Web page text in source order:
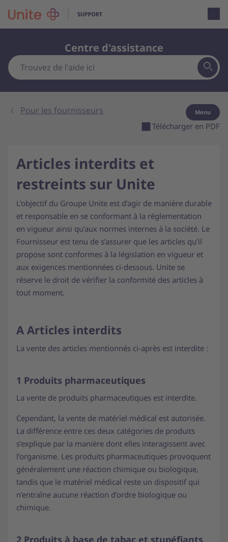
Centre d'assistance
Pour les fournisseurs
Télécharger en PDF
Menu
Articles interdits et
restreints sur Unite
L’objectif du Groupe Unite est d’agir de manière durable
et responsable en se conformant à la réglementation
en vigueur ainsi qu’aux normes internes à la société. Le
Fournisseur est tenu de s’assurer que les articles qu’il
propose sont conformes à la législation en vigueur et
aux exigences mentionnées ci-dessous. Unite se
réserve le droit de vérifier la conformité des articles à
tout moment.
A Articles interdits
La vente des articles mentionnés ci-après est interdite :
1 Produits pharmaceutiques
La vente de produits pharmaceutiques est interdite.
Cependant, la vente de matériel médical est autorisée.
La différence entre ces deux catégories de produits
s’explique par la manière dont elles interagissent avec
l’organisme. Les produits pharmaceutiques provoquent
généralement une réaction chimique ou biologique,
tandis que le matériel médical reste un dispositif qui
n’entraîne aucune réaction d’ordre biologique ou
chimique.
2 Produits à base de tabac et stupéfiants